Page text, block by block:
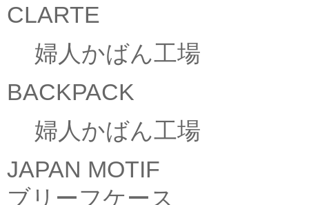
CLARTE
婦人かばん工場
BACKPACK
婦人かばん工場
JAPAN MOTIF
ブリーフケース